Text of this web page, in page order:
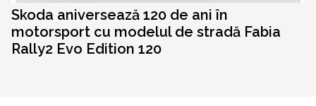
Skoda aniversează 120 de ani în
motorsport cu modelul de stradă Fabia
Rally2 Evo Edition 120